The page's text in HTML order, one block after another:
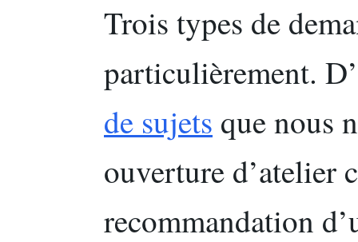
Trois types de
particulièrement.
de sujets que nous
ouverture d’atelier
recommandation